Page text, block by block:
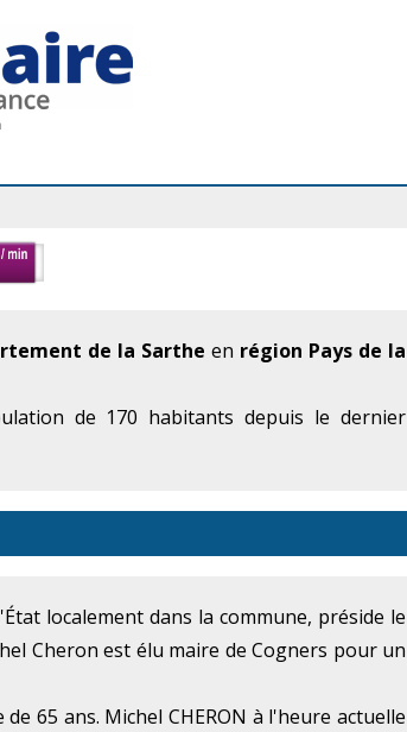
de la Sarthe en région Pays de la
de 170 habitants depuis le dernier
localement dans la commune, préside le
Cheron est élu maire de Cogners pour un
65 ans. Michel CHERON à l'heure actuelle